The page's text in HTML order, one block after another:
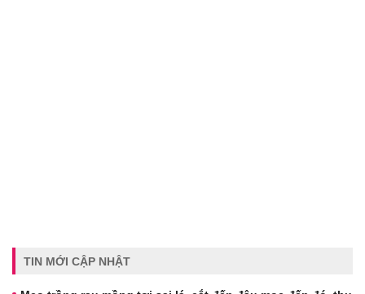
TIN MỚI CẬP NHẬT